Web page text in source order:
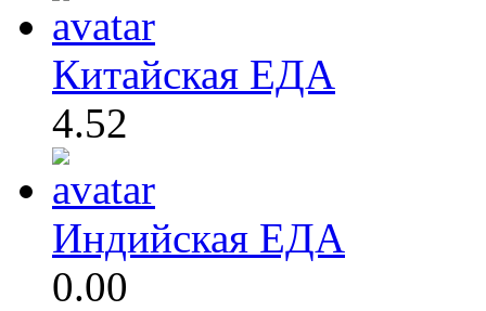
Китайская ЕДА
4.52
Индийская ЕДА
0.00